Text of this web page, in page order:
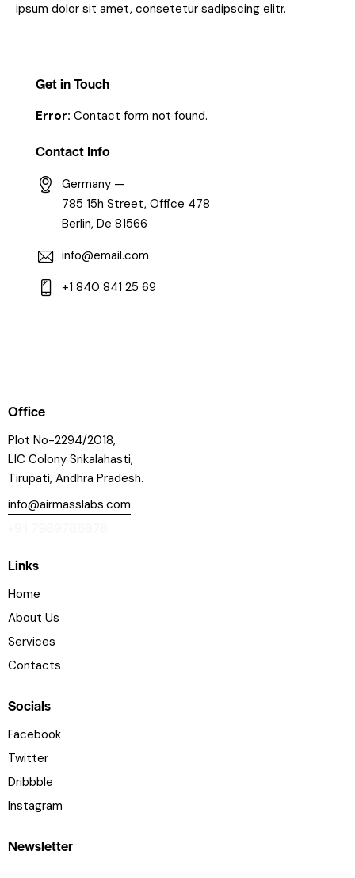
ipsum dolor sit amet, consetetur sadipscing elitr.
Get in Touch
Error: Contact form not found.
Contact Info
Germany —
785 15h Street, Office 478
Berlin, De 81566
info@email.com
+1 840 841 25 69
Office
Plot No-2294/2018,
LIC Colony Srikalahasti,
Tirupati, Andhra Pradesh.
info@airmasslabs.com
Links
Home
About Us
Services
Contacts
Socials
Facebook
Twitter
Dribbble
Instagram
Newsletter